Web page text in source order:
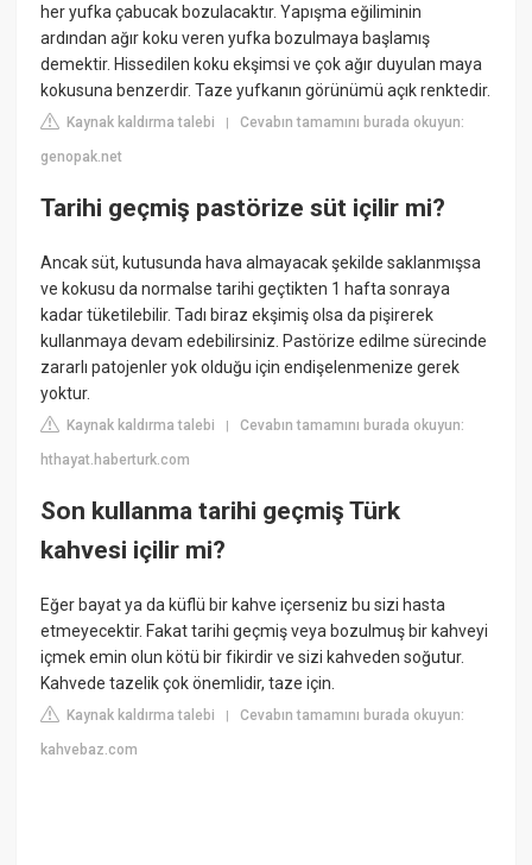
her yufka çabucak bozulacaktır. Yapışma eğiliminin
ardından ağır koku veren yufka bozulmaya başlamış
demektir. Hissedilen koku ekşimsi ve çok ağır duyulan maya
kokusuna benzerdir. Taze yufkanın görünümü açık renktedir.
Kaynak kaldırma talebi |Cevabın tamamını burada okuyun:
genopak.net
Tarihi geçmiş pastörize süt içilir mi?
Ancak süt, kutusunda hava almayacak şekilde saklanmışsa
ve kokusu da normalse tarihi geçtikten 1 hafta sonraya
kadar tüketilebilir. Tadı biraz ekşimiş olsa da pişirerek
kullanmaya devam edebilirsiniz. Pastörize edilme sürecinde
zararlı patojenler yok olduğu için endişelenmenize gerek
yoktur.
Kaynak kaldırma talebi |Cevabın tamamını burada okuyun:
hthayat.haberturk.com
Son kullanma tarihi geçmiş Türk
kahvesi içilir mi?
Eğer bayat ya da küflü bir kahve içerseniz bu sizi hasta
etmeyecektir. Fakat tarihi geçmiş veya bozulmuş bir kahveyi
içmek emin olun kötü bir fikirdir ve sizi kahveden soğutur.
Kahvede tazelik çok önemlidir, taze için.
Kaynak kaldırma talebi |Cevabın tamamını burada okuyun:
kahvebaz.com